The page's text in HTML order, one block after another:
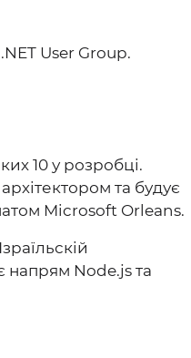
User Group.
10 у розробці.
та будує
Microsoft Orleans.
напрям Node.js та